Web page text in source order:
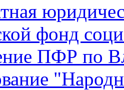
фонд
ПФР по